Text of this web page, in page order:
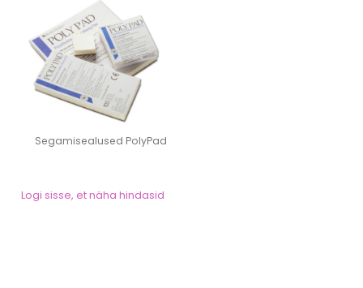
Segamisealused PolyPad
Logi sisse, et näha hindasid